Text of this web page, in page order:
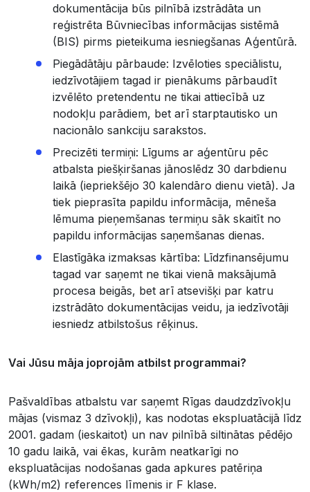
dokumentācija būs pilnībā izstrādāta un
reģistrēta Būvniecības informācijas sistēmā
(BIS) pirms pieteikuma iesniegšanas Aģentūrā.
Piegādātāju pārbaude: Izvēloties speciālistu,
iedzīvotājiem tagad ir pienākums pārbaudīt
izvēlēto pretendentu ne tikai attiecībā uz
nodokļu parādiem, bet arī starptautisko un
nacionālo sankciju sarakstos.
Precizēti termiņi: Līgums ar aģentūru pēc
atbalsta piešķiršanas jānoslēdz 30 darbdienu
laikā (iepriekšējo 30 kalendāro dienu vietā). Ja
tiek pieprasīta papildu informācija, mēneša
lēmuma pieņemšanas termiņu sāk skaitīt no
papildu informācijas saņemšanas dienas.
Elastīgāka izmaksas kārtība: Līdzfinansējumu
tagad var saņemt ne tikai vienā maksājumā
procesa beigās, bet arī atsevišķi par katru
izstrādāto dokumentācijas veidu, ja iedzīvotāji
iesniedz atbilstošus rēķinus.
Vai Jūsu māja joprojām atbilst programmai?
Pašvaldības atbalstu var saņemt Rīgas daudzdzīvokļu
mājas (vismaz 3 dzīvokļi), kas nodotas ekspluatācijā līdz
2001. gadam (ieskaitot) un nav pilnībā siltinātas pēdējo
10 gadu laikā, vai ēkas, kurām neatkarīgi no
ekspluatācijas nodošanas gada apkures patēriņa
(kWh/m2) references līmenis ir F klase.